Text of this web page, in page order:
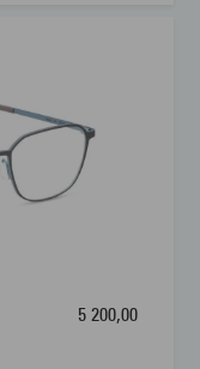
5 200,00